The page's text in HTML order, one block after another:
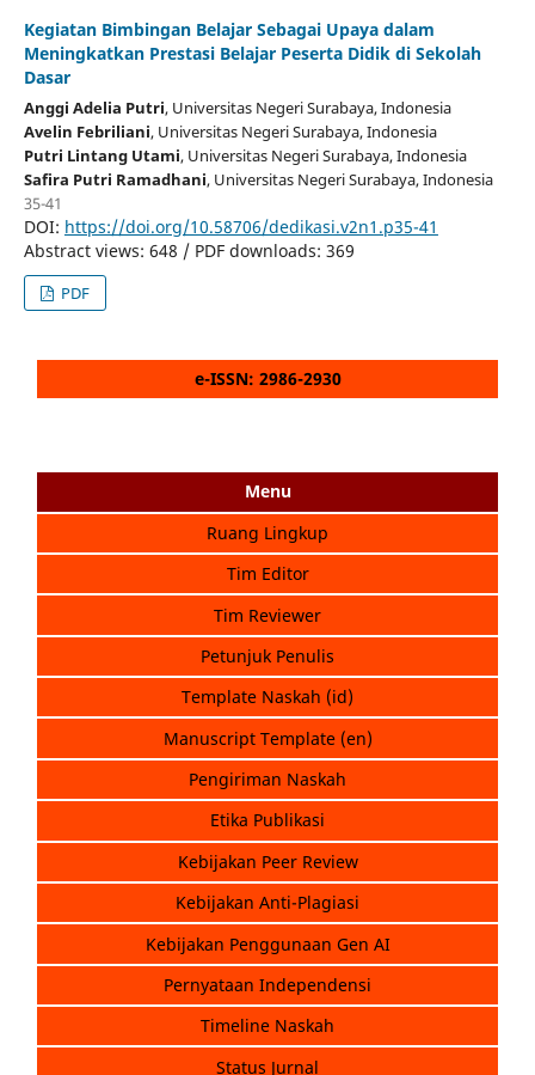
Kegiatan Bimbingan Belajar Sebagai Upaya dalam
Meningkatkan Prestasi Belajar Peserta Didik di Sekolah
Dasar
Anggi Adelia Putri, Universitas Negeri Surabaya, Indonesia
Avelin Febriliani, Universitas Negeri Surabaya, Indonesia
Putri Lintang Utami, Universitas Negeri Surabaya, Indonesia
Safira Putri Ramadhani, Universitas Negeri Surabaya, Indonesia
35-41
DOI: https://doi.org/10.58706/dedikasi.v2n1.p35-41
Abstract views: 648 / PDF downloads: 369
PDF
e-ISSN: 2986-2930
Menu
Ruang Lingkup
Tim Editor
Tim Reviewer
Petunjuk Penulis
Template Naskah (id)
Manuscript Template (en)
Pengiriman Naskah
Etika Publikasi
Kebijakan Peer Review
Kebijakan Anti-Plagiasi
Kebijakan Penggunaan Gen AI
Pernyataan Independensi
Timeline Naskah
Status Jurnal